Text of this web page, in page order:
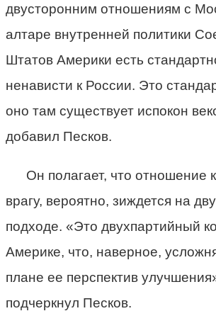
двусторонним отношениям с
алтаре внутренней политики
Штатов Америки есть
ненависти к России. Это
оно там существует испокон
добавил Песков.
Он полагает, что отношение
врагу, вероятно, зиждется на
подходе. «Это двухпартийный
Америке, что, наверное,
плане ее перспектив
подчеркнул Песков.